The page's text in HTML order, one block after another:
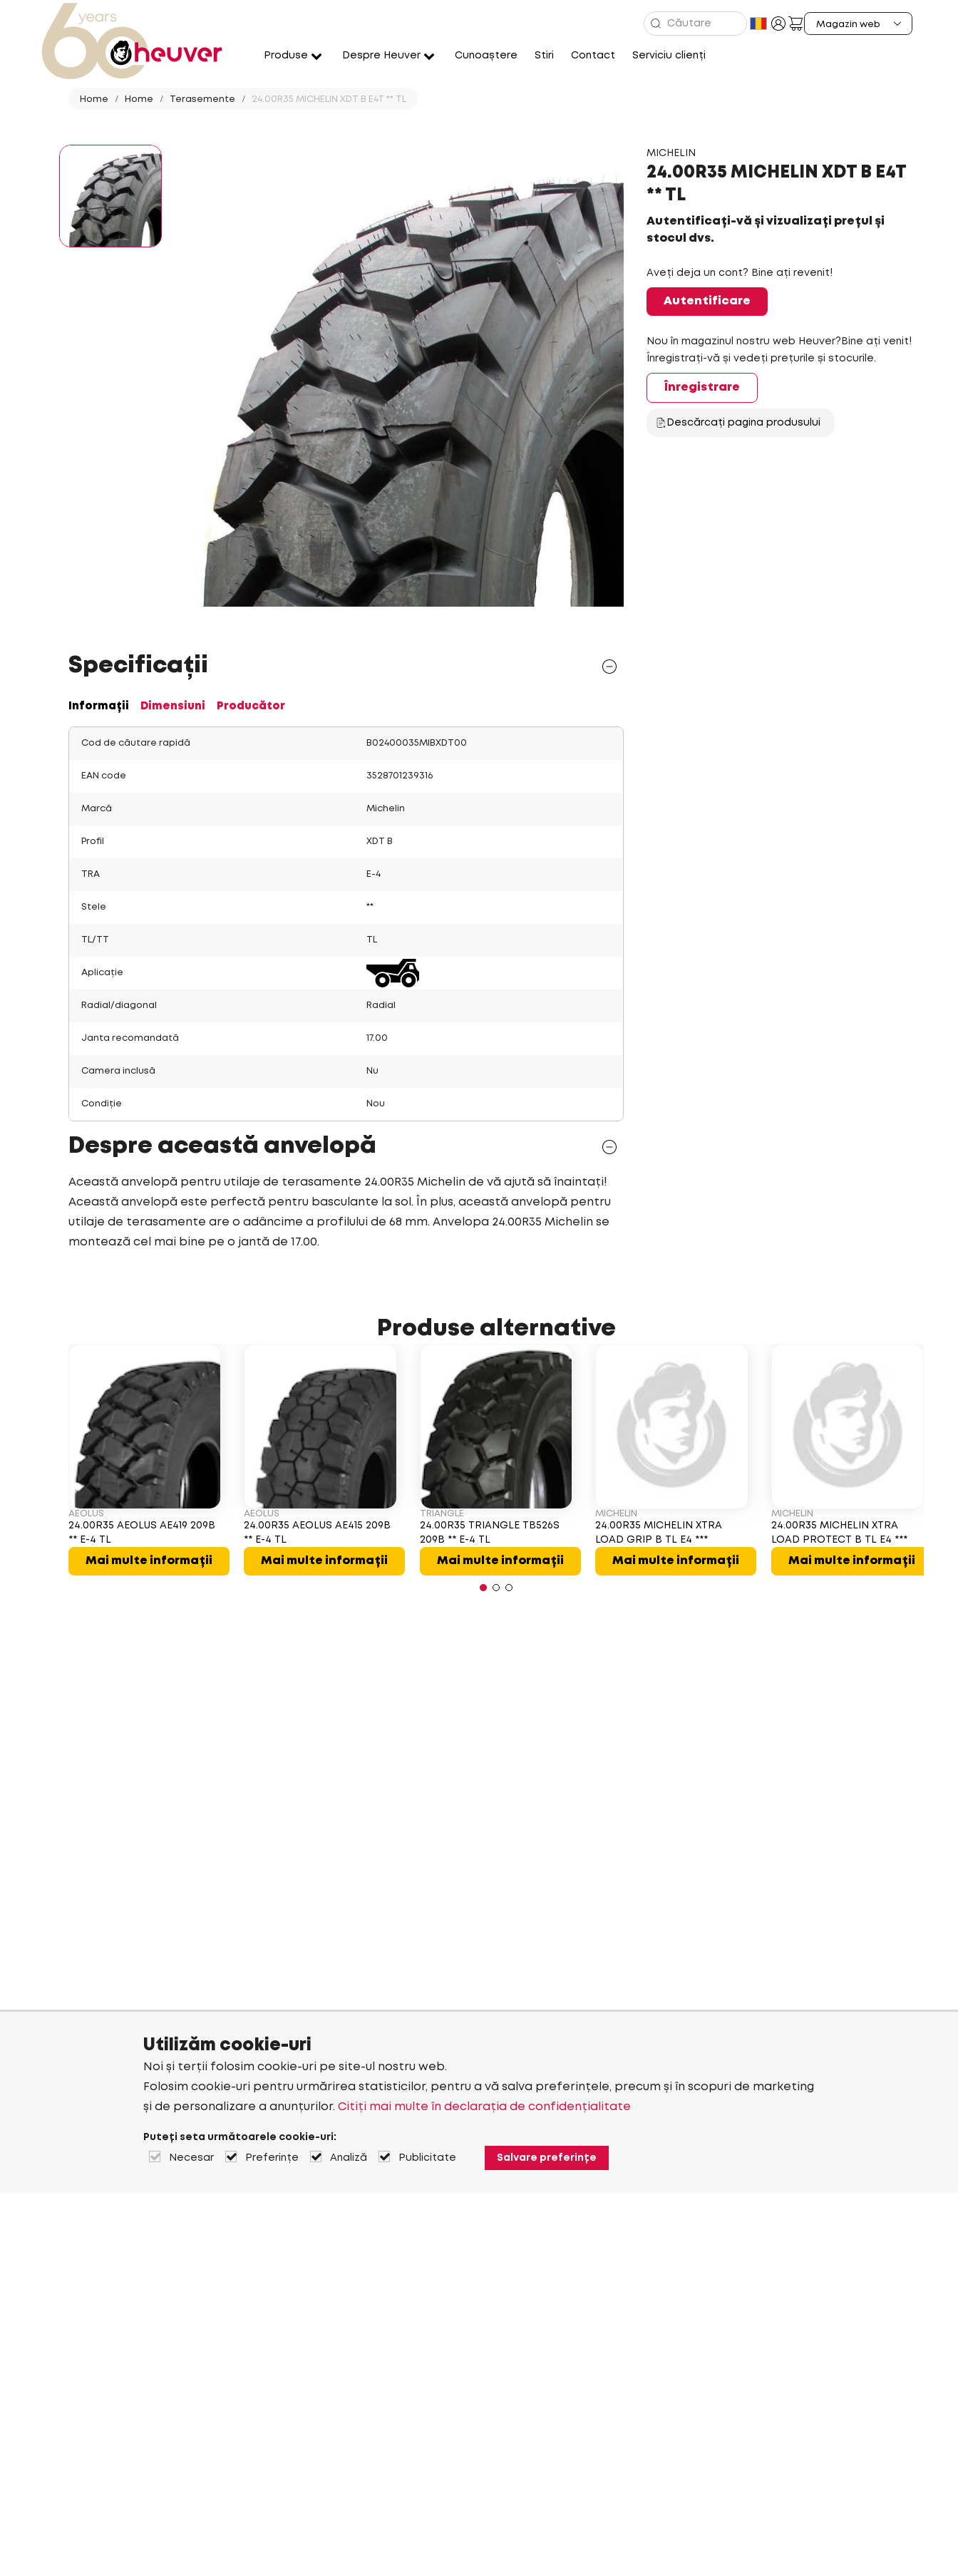
Produse Despre Heuver Cunoaștere Stiri Contact Serviciu clienți
Home Home Terasemente 24.00R35 MICHELIN XDT B E4T ** TL
MICHELIN
24.00R35 MICHELIN XDT B E4T
** TL
Autentificați-vă și vizualizați prețul și
stocul dvs.
Aveți deja un cont? Bine ați revenit!
Autentificare
Nou în magazinul nostru web Heuver?Bine ați venit!
Înregistrați-vă și vedeți prețurile și stocurile.
Înregistrare
Descărcați pagina produsului
Specificații
Informații Dimensiuni Producător
Cod de căutare rapidă B02400035MIBXDT00
EAN code 3528701239316
Marcă Michelin
Profil XDT B
TRA E-4
Stele **
TL/TT
Aplicație
Radial/diagonal Radial
Janta recomandată 17.00
Camera inclusă Nu
Condiție Nou
Despre această anvelopă
Această anvelopă pentru utilaje de terasamente 24.00R35 Michelin de vă ajută să înaintați!
Această anvelopă este perfectă pentru basculante la sol. În plus, această anvelopă pentru
utilaje de terasamente are o adâncime a profilului de 68 mm. Anvelopa 24.00R35 Michelin se
montează cel mai bine pe o jantă de 17.00.
Produse alternative
AEOLUS
24.00R35 AEOLUS AE419 209B
** E-4 TL
Mai multe informații
AEOLUS
24.00R35 AEOLUS AE415 209B
** E-4 TL
Mai multe informații
TRIANGLE
24.00R35 TRIANGLE TB526S
209B ** E-4 TL
Mai multe informații
MICHELIN
24.00R35 MICHELIN XTRA
LOAD GRIP B TL E4 ***
Mai multe informații
MICHELIN
24.00R35 MICHELIN XTRA
LOAD PROTECT B TL E4 ***
Mai multe informații
Utilizăm cookie-uri
Noi și terții folosim cookie-uri pe site-ul nostru web.
Folosim cookie-uri pentru urmărirea statisticilor, pentru a vă salva preferințele, precum și în scopuri de marketing
și de personalizare a anunțurilor. Citiți mai multe în declarația de confidențialitate
Puteți seta următoarele cookie-uri:
Necesar Preferințe Analiză Publicitate Salvare preferințe